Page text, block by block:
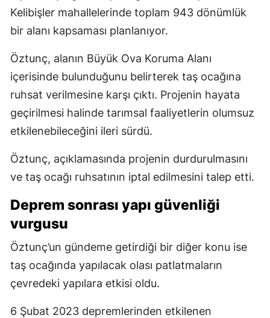
Kelibişler mahallelerinde toplam 943 dönümlük
bir alanı kapsaması planlanıyor.
Öztunç, alanın Büyük Ova Koruma Alanı
içerisinde bulunduğunu belirterek taş ocağına
ruhsat verilmesine karşı çıktı. Projenin hayata
geçirilmesi halinde tarımsal faaliyetlerin olumsuz
etkilenebileceğini ileri sürdü.
Öztunç, açıklamasında projenin durdurulmasını
ve taş ocağı ruhsatının iptal edilmesini talep etti.
Deprem sonrası yapı güvenliği
vurgusu
Öztunç’un gündeme getirdiği bir diğer konu ise
taş ocağında yapılacak olası patlatmaların
çevredeki yapılara etkisi oldu.
6 Şubat 2023 depremlerinden etkilenen